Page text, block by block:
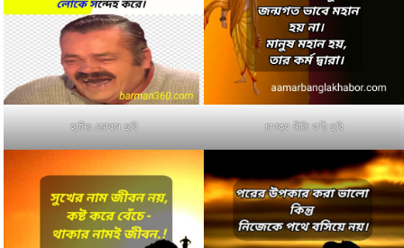
হাসির জোকস ছবি চাণক্য নীতি বাণী ছবি